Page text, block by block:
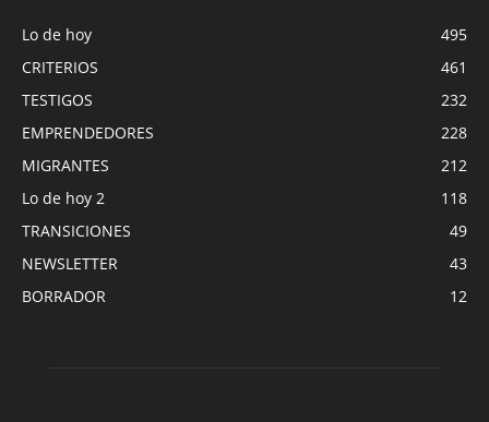
Lo de hoy
495
CRITERIOS
461
TESTIGOS
232
EMPRENDEDORES
228
MIGRANTES
212
Lo de hoy 2
118
TRANSICIONES
49
NEWSLETTER
43
BORRADOR
12